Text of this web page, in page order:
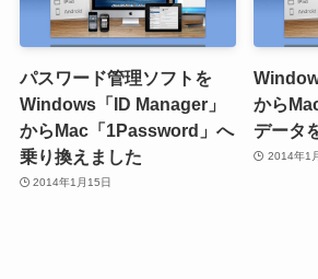
パスワード管理ソフトを
Windows「ID Manager」
からMac「1Password」へ
乗り換えました
2014年1月15日
から
データ
2014年1